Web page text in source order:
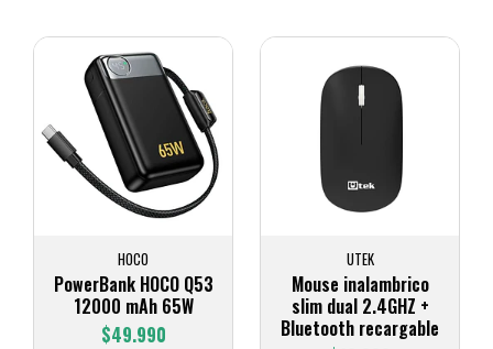
UTEK
Mouse inalambrico
slim dual 2.4GHZ +
Bluetooth recargable
UTEK
Mouse inalambrico
2.4GHZ azul UTEK
Colores